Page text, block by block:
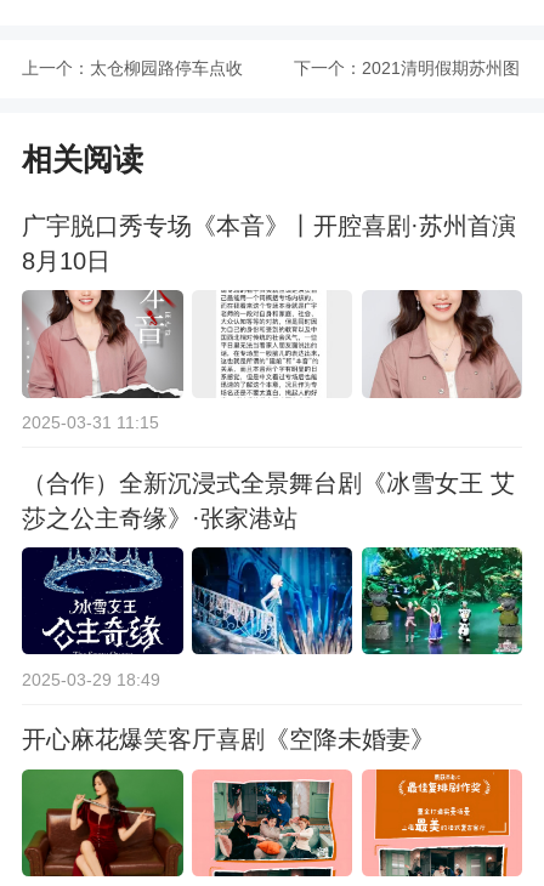
上一个： 太仓柳园路停车点收 下一个： 2021清明假期苏州图
相关阅读
广宇脱口秀专场《本音》丨开腔喜剧·苏州首演
8月10日
2025-03-31 11:15
（合作）全新沉浸式全景舞台剧《冰雪女王 艾
莎之公主奇缘》·张家港站
2025-03-29 18:49
开心麻花爆笑客厅喜剧《空降未婚妻》